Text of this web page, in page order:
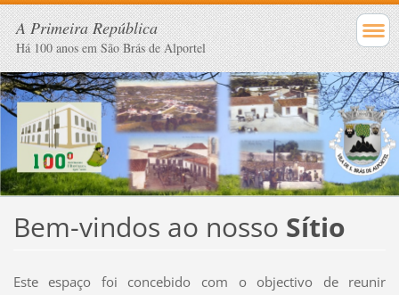
A Primeira República
Há 100 anos em São Brás de Alportel
Bem-vindos ao nosso Sítio
Este espaço foi concebido com o objectivo de reunir